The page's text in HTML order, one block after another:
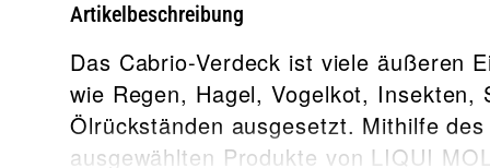
Artikelbeschreibung
Das Cabrio-Verdeck ist viele äußeren
wie Regen, Hagel, Vogelkot,
Ölrückständen ausgesetzt. Mithilfe
ausgewählten Produkte von LIQUI